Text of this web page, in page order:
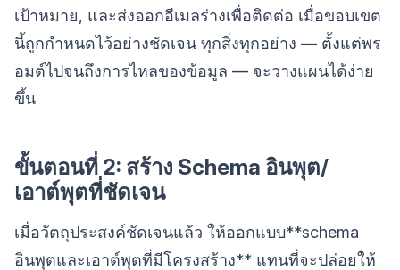
เป้าหมาย, และส่งออกอีเมลร่างเพื่อติดต่อ เมื่อขอบเขต
นี้ถูกกำหนดไว้อย่างชัดเจน ทุกสิ่งทุกอย่าง — ตั้งแต่พร
อมต์ไปจนถึงการไหลของข้อมูล — จะวางแผนได้ง่าย
ขึ้น
ขั้นตอนที่ 2: สร้าง Schema อินพุต/
เอาต์พุตที่ชัดเจน
เมื่อวัตถุประสงค์ชัดเจนแล้ว ให้ออกแบบ**schema
อินพุตและเอาต์พุตที่มีโครงสร้าง** แทนที่จะปล่อยให้